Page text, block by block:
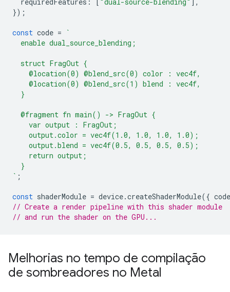
});
const code =
`
  enable dual_source_blending;
  struct FragOut {
    @location(0) @blend_src(0) color : vec4f,
    @location(0) @blend_src(1) blend : vec4f,
  }
  @fragment fn main() -> FragOut {
    var output : FragOut;
    output.color = vec4f(1.0, 1.0, 1.0, 1.0);
    output.blend = vec4f(0.5, 0.5, 0.5, 0.5);
    return output;
  }
` ;
const shaderModule = device.createShaderModule({ code
// Create a render pipeline with this shader module
// and run the shader on the GPU...
Melhorias no tempo de compilação
de sombreadores no Metal